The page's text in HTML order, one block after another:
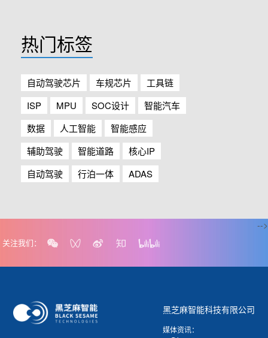
热门标签
自动驾驶芯片 车规芯片
工具链
ISP
MPU SOC设计
智能汽车
数据
人工智能
智能感应
辅助驾驶
智能道路
核心IP
自动驾驶
行泊一体 ADAS
关注我们：
-->
黑芝麻智能科技有限公司
媒体资讯：